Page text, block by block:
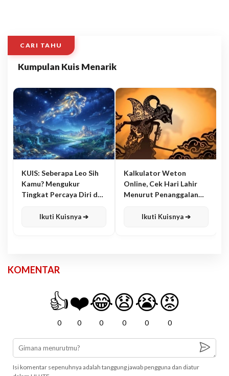
CARI TAHU
Kumpulan Kuis Menarik
KUIS: Seberapa Leo Sih
Kamu? Mengukur
Tingkat Percaya Diri dan
Ikuti Kuisnya ➔
Kalkulator Weton
Online, Cek Hari Lahir
Menurut Penanggalan
Ikuti Kuisnya ➔
KOMENTAR
👍
0
❤️
0
😂
0
😧
0
😭
0
😡
0
Isi komentar sepenuhnya adalah tanggung jawab pengguna dan diatur